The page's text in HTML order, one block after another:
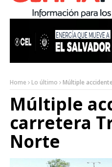
Home Lo último Múltiple
Múltiple
carretera
Norte